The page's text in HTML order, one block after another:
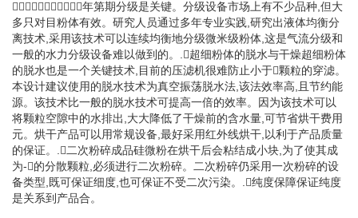
󰀁󰀁󰀁󰀁󰀁󰀁󰀁󰀁󰀁󰀁󰀁年第期分级是关键。分级设备市场上有不少品种,但大
多只对目粉体有效。研究人员通过多年专业实践,研究出液体均衡分
离技术,采用该技术可以连续均衡地分级微米级粉体,这是气流分级和
一般的水力分级设备难以做到的。.󰀁超细粉体的脱水与干燥超细粉体
的脱水也是一个关键技术,目前的压滤机很难防止小于󰀁颗粒的穿滤。
本设计建议使用的脱水技术为真空振荡脱水法,该法效率高,且节约能
源。该技术比一般的脱水技术可提高一倍的效率。因为该技术可以
将颗粒空隙中的水排出,大大降低了干燥前的含水量,可节省烘干费用
元。烘干产品可以用常规设备,最好采用红外线烘干,以利于产品质量
的保证。.󰀁二次粉碎成品硅微粉在烘干后会粘结成小块,为了使其成
为-󰀁的分散颗粒,必须进行二次粉碎。二次粉碎仍采用一次粉碎的设
备类型,既可保证细度,也可保证不受二次污染。.󰀁纯度保障保证纯度
是关系到产品合。